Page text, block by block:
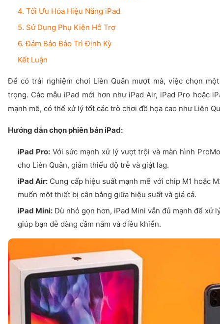
4. Tối Ưu Hóa Hiệu Năng iPad
5. Sử Dụng Phụ Kiện Hỗ Trợ
6. Đảm Bảo Bảo Trì Định Kỳ
Kết Luận
Để có trải nghiệm chơi Liên Quân mượt mà, việc chọn
trọng. Các mẫu iPad mới hơn như iPad Air, iPad Pro hoặc
mạnh mẽ, có thể xử lý tốt các trò chơi đồ họa cao như Liên
Hướng dẫn chọn phiên bản iPad:
iPad Pro:Với sức mạnh xử lý vượt trội và màn hình
cho Liên Quân, giảm thiểu độ trễ và giật lag.
iPad Air: Cung cấp hiệu suất mạnh mẽ với chip M1 hoặc
muốn một thiết bị cân bằng giữa hiệu suất và giá cả.
iPad Mini: Dù nhỏ gọn hơn, iPad Mini vẫn đủ mạnh để xử
giúp bạn dễ dàng cầm nắm và điều khiển.